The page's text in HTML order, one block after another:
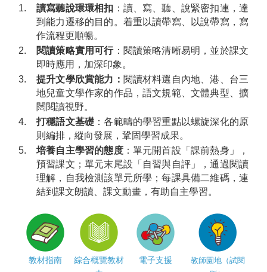
1.
讀寫聽說環環相扣 ：讀、寫、聽、說緊密扣連，達
到能力遷移的目的。着重以讀帶寫、以說帶寫，寫
作流程更順暢。
2.
閱讀策略實用可行：閱讀策略清晰易明，並於課文
即時應用，加深印象。
3.
提升文學欣賞能力： 閱讀材料選自內地、港、台三
地兒童文學作家的作品，語文規範、文體典型、擴
闊閱讀視野。
4.
打穩語文基礎 ：各範疇的學習重點以螺旋深化的原
則編排，縱向發展，鞏固學習成果。
5.
培養自主學習的態度：單元開首設「課前熱身」，
預習課文；單元末尾設「自習與自評」，通過閱讀
理解，自我檢測該單元所學；每課具備二維碼，連
結到課文朗讀、課文動畫，有助自主學習。
教材指南
綜合概覽教材
電子支援
教師園地（試閱